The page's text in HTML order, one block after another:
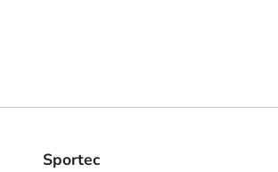
Sportec